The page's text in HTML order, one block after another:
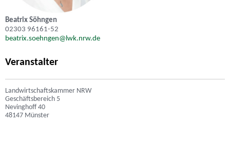
Beatrix Söhngen
02303 96161-52
beatrix.soehngen@lwk.nrw.de
Veranstalter
Landwirtschaftskammer NRW
Geschäftsbereich 5
Nevinghoff 40
48147 Münster